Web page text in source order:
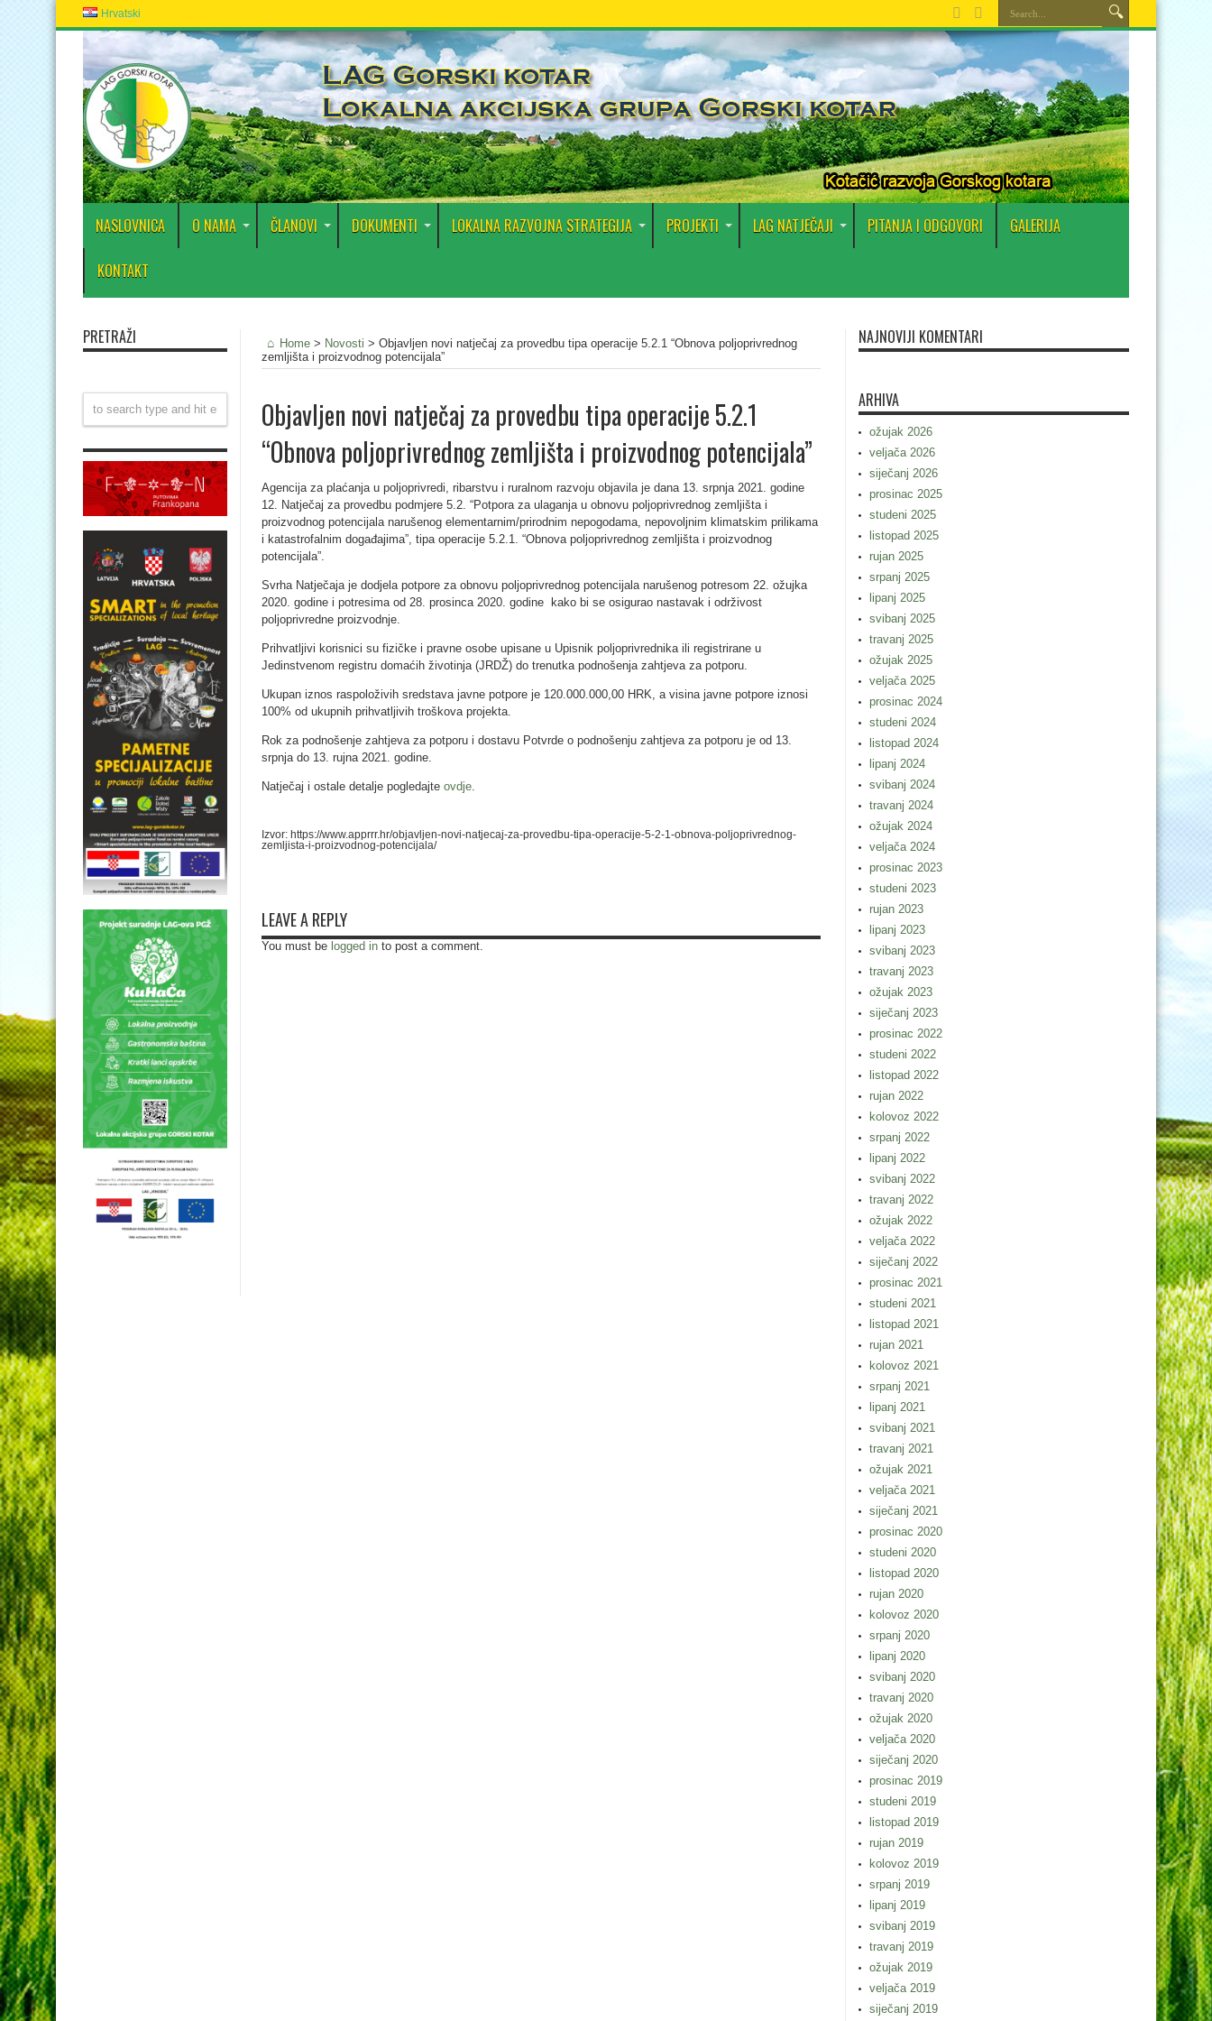
Hrvatski
NASLOVNICA O NAMA ČLANOVI DOKUMENTI LOKALNA RAZVOJNA STRATEGIJA PROJEKTI LAG NATJEČAJI PITANJA I ODGOVORI GALERIJA
KONTAKT
Home > Novosti > Objavljen novi natječaj za provedbu tipa operacije 5.2.1 “Obnova poljoprivrednog
zemljišta i proizvodnog potencijala”
Objavljen novi natječaj za provedbu tipa operacije 5.2.1
“Obnova poljoprivrednog zemljišta i proizvodnog potencijala”
Agencija za plaćanja u poljoprivredi, ribarstvu i ruralnom razvoju objavila je dana 13. srpnja 2021. godine
12. Natječaj za provedbu podmjere 5.2. “Potpora za ulaganja u obnovu poljoprivrednog zemljišta i
proizvodnog potencijala narušenog elementarnim/prirodnim nepogodama, nepovoljnim klimatskim prilikama
i katastrofalnim događajima”, tipa operacije 5.2.1. “Obnova poljoprivrednog zemljišta i proizvodnog
potencijala”.
Svrha Natječaja je dodjela potpore za obnovu poljoprivrednog potencijala narušenog potresom 22. ožujka
2020. godine i potresima od 28. prosinca 2020. godine kako bi se osigurao nastavak i održivost
poljoprivredne proizvodnje.
Prihvatljivi korisnici su fizičke i pravne osobe upisane u Upisnik poljoprivrednika ili registrirane u
Jedinstvenom registru domaćih životinja (JRDŽ) do trenutka podnošenja zahtjeva za potporu.
Ukupan iznos raspoloživih sredstava javne potpore je 120.000.000,00 HRK, a visina javne potpore iznosi
100% od ukupnih prihvatljivih troškova projekta.
Rok za podnošenje zahtjeva za potporu i dostavu Potvrde o podnošenju zahtjeva za potporu je od 13.
srpnja do 13. rujna 2021. godine.
Natječaj i ostale detalje pogledajte ovdje.
Izvor: https://www.apprrr.hr/objavljen-novi-natjecaj-za-provedbu-tipa-operacije-5-2-1-obnova-poljoprivrednog-
zemljista-i-proizvodnog-potencijala/
LEAVE A REPLY
You must be logged in to post a comment.
PRETRAŽI NAJNOVIJI KOMENTARI
ARHIVA
ožujak 2026
veljača 2026
siječanj 2026
prosinac 2025
studeni 2025
listopad 2025
rujan 2025
srpanj 2025
lipanj 2025
svibanj 2025
travanj 2025
ožujak 2025
veljača 2025
prosinac 2024
studeni 2024
listopad 2024
lipanj 2024
svibanj 2024
travanj 2024
ožujak 2024
veljača 2024
prosinac 2023
studeni 2023
rujan 2023
lipanj 2023
svibanj 2023
travanj 2023
ožujak 2023
siječanj 2023
prosinac 2022
studeni 2022
listopad 2022
rujan 2022
kolovoz 2022
srpanj 2022
lipanj 2022
svibanj 2022
travanj 2022
ožujak 2022
veljača 2022
siječanj 2022
prosinac 2021
studeni 2021
listopad 2021
rujan 2021
kolovoz 2021
srpanj 2021
lipanj 2021
svibanj 2021
travanj 2021
ožujak 2021
veljača 2021
siječanj 2021
prosinac 2020
studeni 2020
listopad 2020
rujan 2020
kolovoz 2020
srpanj 2020
lipanj 2020
svibanj 2020
travanj 2020
ožujak 2020
veljača 2020
siječanj 2020
prosinac 2019
studeni 2019
listopad 2019
rujan 2019
kolovoz 2019
srpanj 2019
lipanj 2019
svibanj 2019
travanj 2019
ožujak 2019
veljača 2019
siječanj 2019